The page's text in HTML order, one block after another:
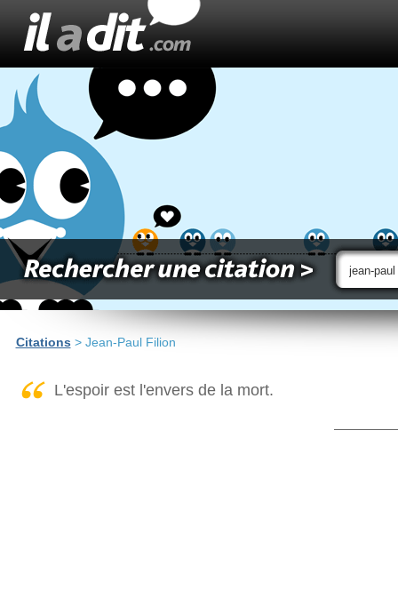
Citations > Jean-Paul Filion
L'espoir est l'envers de la mort.